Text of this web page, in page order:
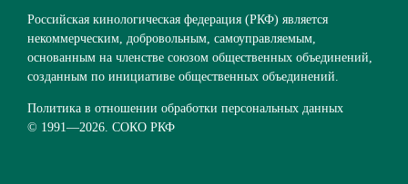
Российская кинологическая федерация (РКФ) является
некоммерческим, добровольным, самоуправляемым,
основанным на членстве союзом общественных объединений,
созданным по инициативе общественных объединений.
Политика в отношении обработки персональных данных
© 1991—2026. СОКО РКФ